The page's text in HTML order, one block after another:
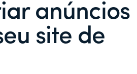
anúncios
site de